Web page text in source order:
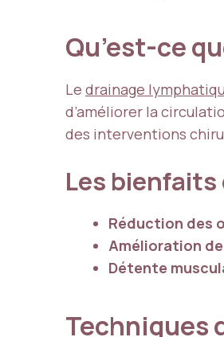
Qu’est-ce
Le drainage
d’améliorer la
des interventions
Les
Réduction des
Amélioration
Détente
Techniques